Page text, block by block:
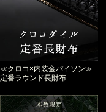
≪クロコ×内装金パイソン≫
定番ラウンド長財布